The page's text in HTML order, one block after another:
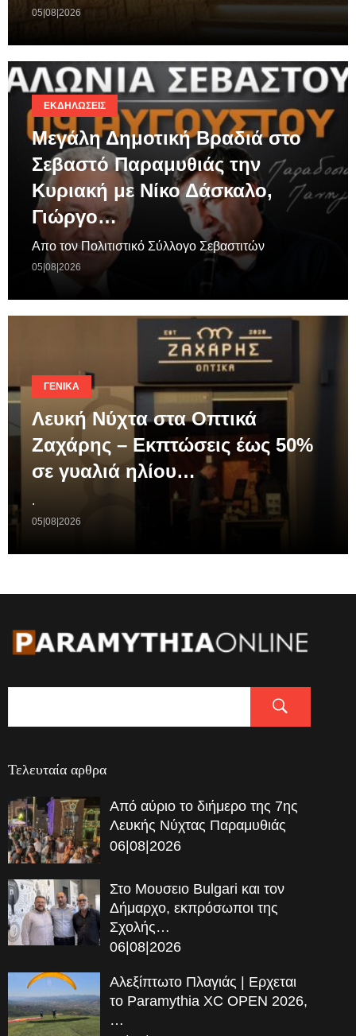
05|08|2026
ΕΚΔΗΛΏΣΕΙΣ
Μεγάλη Δημοτική Βραδιά στο
Σεβαστό Παραμυθιάς την
Κυριακή με Νίκο Δάσκαλο,
Γιώργο…
Απο τον Πολιτιστικό Σύλλογο Σεβαστιτών
05|08|2026
ΓΕΝΙΚΆ
Λευκή Νύχτα στα Οπτικά
Ζαχάρης – Εκπτώσεις έως 50%
σε γυαλιά ηλίου…
.
05|08|2026
Τελευταία αρθρα
Από αύριο το διήμερο της 7ης
Λευκής Νύχτας Παραμυθιάς
06|08|2026
Στο Μουσειο Bulgari και τον
Δήμαρχο, εκπρόσωποι της
Σχολής…
06|08|2026
Αλεξίπτωτο Πλαγιάς | Ερχεται
το Paramythia XC OPEN 2026,
…